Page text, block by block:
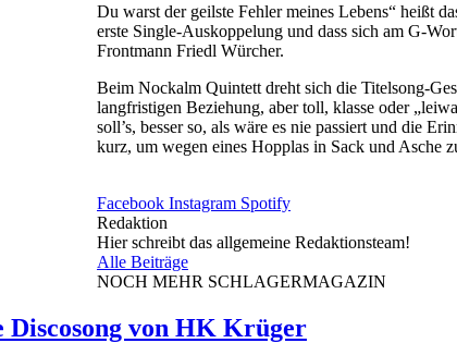
Du warst der geilste Fehler meines Lebens“ heißt
erste Single-Auskoppelung und dass sich am G-
Frontmann Friedl Würcher.
Beim Nockalm Quintett dreht sich die Titelsong-
langfristigen Beziehung, aber toll, klasse oder
soll’s, besser so, als wäre es nie passiert und die
kurz, um wegen eines Hopplas in Sack und Asche
Facebook Instagram Spotify
Redaktion
Hier schreibt das allgemeine Redaktionsteam!
Alle Beiträge
NOCH MEHR SCHLAGERMAGAZIN
Discosong von HK Krüger